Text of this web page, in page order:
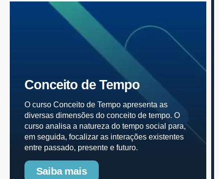
Conceito de Tempo
O curso Conceito de Tempo apresenta as
diversas dimensões do conceito de tempo. O
curso analisa a natureza do tempo social para,
em seguida, focalizar as interações existentes
entre passado, presente e futuro.
Saiba mais